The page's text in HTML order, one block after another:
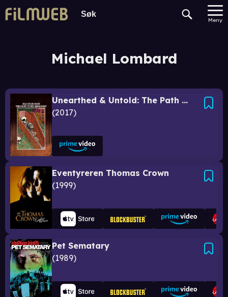
Meny
Michael Lombard
Unearthed & Untold: The Path to Pet Sematary
2017
Eventyreren Thomas Crown
1999
Pet Sematary
1989